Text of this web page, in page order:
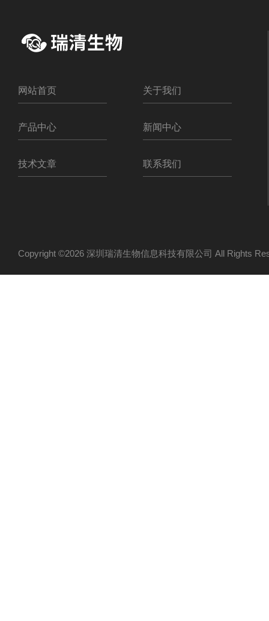
网站首页 关于我们
产品中心 新闻中心
技术文章 联系我们
Copyright ©2026 深圳瑞清生物信息科技有限公司 All Rights